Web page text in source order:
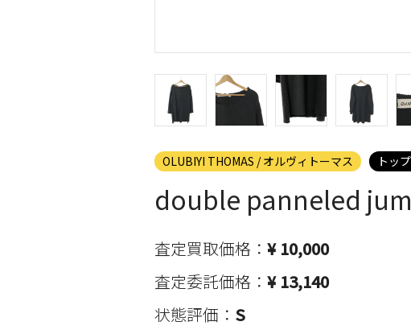
OLUBIYI THOMAS / オルヴィトーマス トッ
double panneled
査定買取価格： ¥ 10,000
査定委託価格： ¥ 13,140
状態評価： S